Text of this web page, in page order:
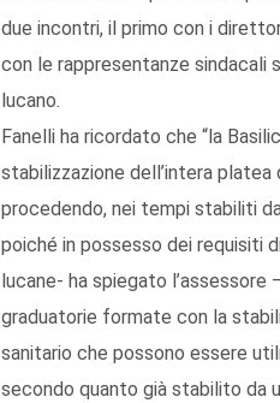
due incontri, il primo con i
con le rappresentanze sindacali
lucano.
Fanelli ha ricordato che “la
stabilizzazione dell’intera
procedendo, nei tempi stabiliti
poiché in possesso dei requisiti
lucane- ha spiegato
graduatorie formate con la
sanitario che possono essere
secondo quanto già stabilito da